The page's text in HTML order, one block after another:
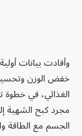
وأفادت بيانات
خفض الوزن
الغذائي، في
مجرد كبح الشهية
الجسم مع الطاقة